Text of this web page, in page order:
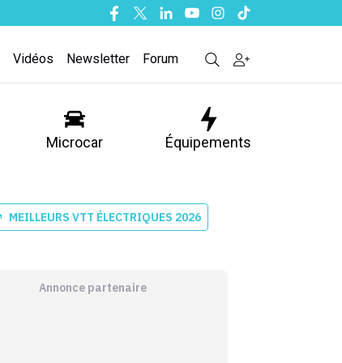
Facebook
TwitterLinkedinYoutubeInstagram
Tiktok
Vidéos Newsletter Forum
Microcar Équipements
MEILLEURS VTT ÉLECTRIQUES 2026
Annonce partenaire